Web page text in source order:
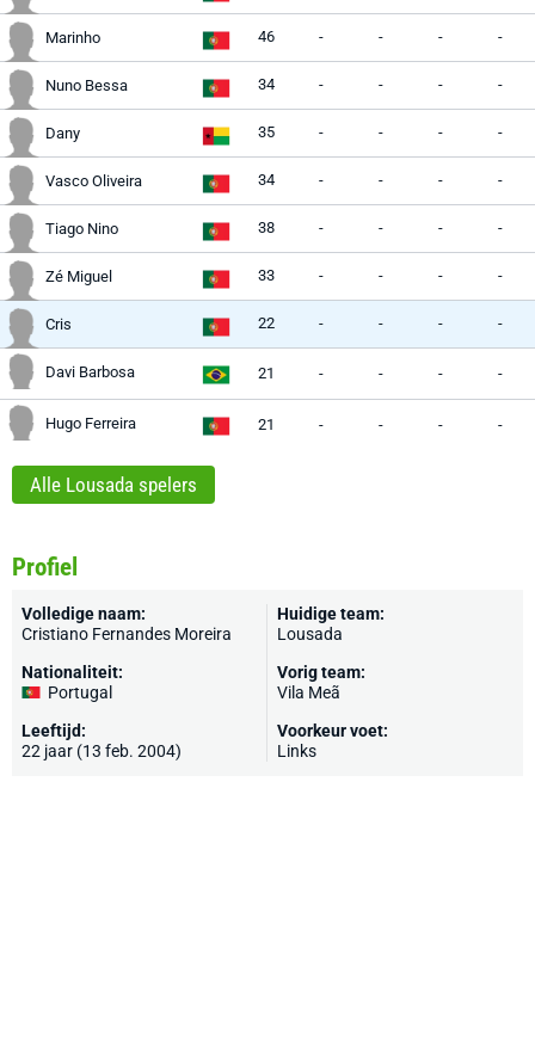
Marinho 46 - - - -
Nuno Bessa 34 - - - -
Dany 35 - - - -
Vasco Oliveira 34 - - - -
Tiago Nino 38 - - - -
Zé Miguel 33 - - - -
Cris 22 - - - -
Davi Barbosa 21 - - - -
Hugo Ferreira 21 - - - -
Alle Lousada spelers
Profiel
Volledige naam:
Cristiano Fernandes Moreira
Nationaliteit:
Portugal
Leeftijd:
22 jaar (13 feb. 2004)
Huidige team:
Lousada
Vorig team:
Vila Meã
Voorkeur voet:
Links